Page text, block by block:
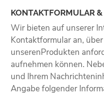
KONTAKTFORMULAR
Wir bieten auf unserer
Kontaktformular an,
unserenProdukten
aufnehmen können.
und Ihrem
Angabe folgender